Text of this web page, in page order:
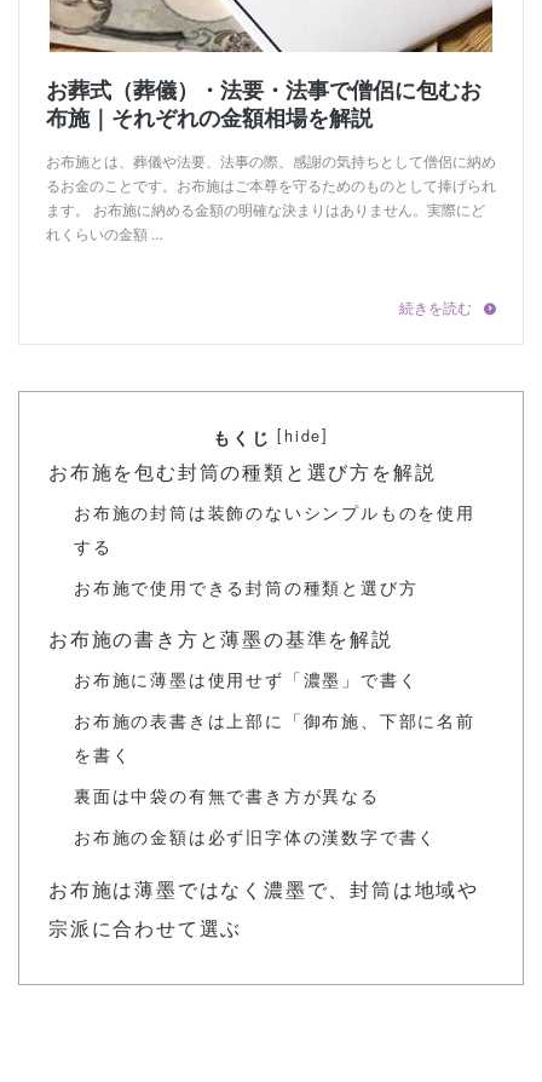
もくじ [hide]
お布施を包む封筒の種類と選び方を解説
お布施の封筒は装飾のないシンプルものを使用
する
お布施で使用できる封筒の種類と選び方
お布施の書き方と薄墨の基準を解説
お布施に薄墨は使用せず「濃墨」で書く
お布施の表書きは上部に「御布施、下部に名前
を書く
裏面は中袋の有無で書き方が異なる
お布施の金額は必ず旧字体の漢数字で書く
お布施は薄墨ではなく濃墨で、封筒は地域や
宗派に合わせて選ぶ